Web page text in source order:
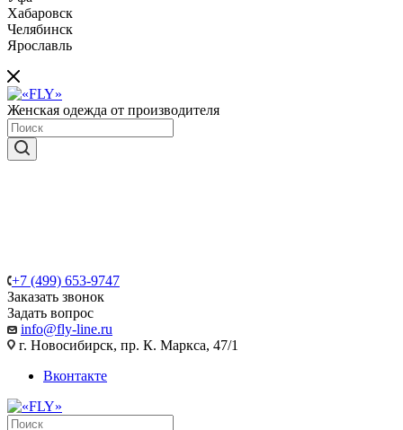
Хабаровск
Челябинск
Ярославль
Женская одежда от производителя
+7 (499) 653-9747
Заказать звонок
Задать вопрос
info@fly-line.ru
г. Новосибирск, пр. К. Маркса, 47/1
Вконтакте